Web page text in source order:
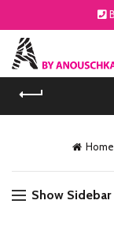
Home
Show Sidebar